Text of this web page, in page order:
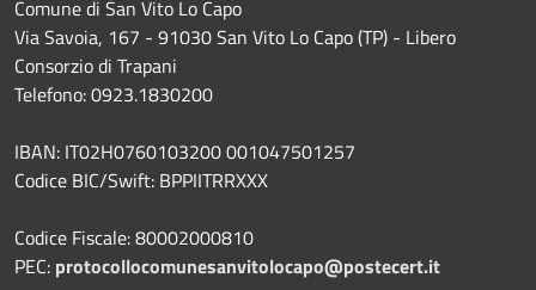
Comune di San Vito Lo Capo
Via Savoia, 167 - 91030 San Vito Lo Capo (TP) - Libero
Consorzio di Trapani
Telefono: 0923.1830200
IBAN: IT02H0760103200 001047501257
Codice BIC/Swift: BPPIITRRXXX
Codice Fiscale: 80002000810
PEC: protocollocomunesanvitolocapo@postecert.it